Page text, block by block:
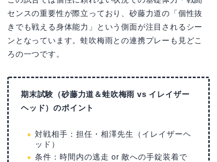
センスの重要性が際立っており、砂藤力道の「個性抜
きでも戦える身体能力」という側面が注目されるシー
ンとなっています。蛙吹梅雨との連携プレーも見どこ
ろの一つです。
期末試験（砂藤力道＆蛙吹梅雨 vs イレイザー
ヘッド）のポイント
対戦相手：担任・相澤先生（イレイザーヘ
ッド）
条件：時間内の逃走 or 敵への手錠装着で